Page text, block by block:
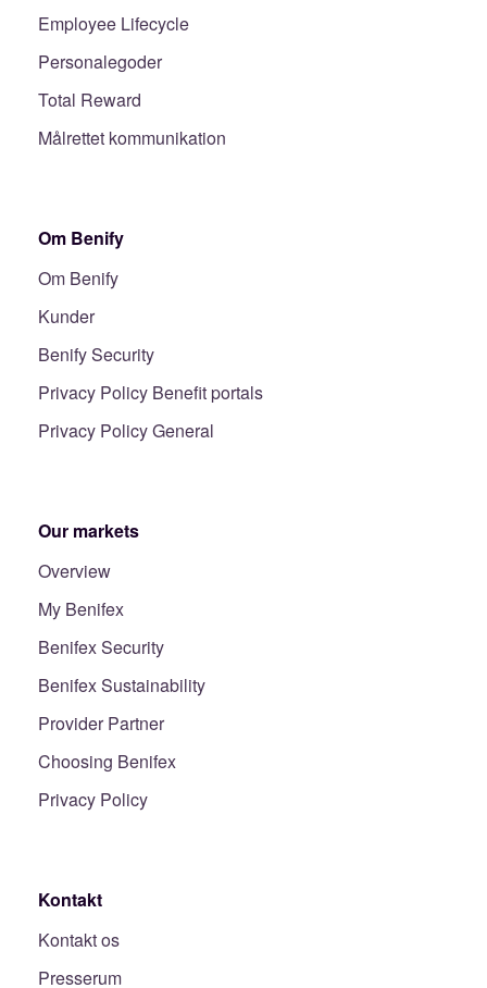
Employee Lifecycle
Personalegoder
Total Reward
Målrettet kommunikation
Om Benify
Om Benify
Kunder
Benify Security
Privacy Policy Benefit portals
Privacy Policy General
Our markets
Overview
My Benifex
Benifex Security
Benifex Sustainability
Provider Partner
Choosing Benifex
Privacy Policy
Kontakt
Kontakt os
Presserum